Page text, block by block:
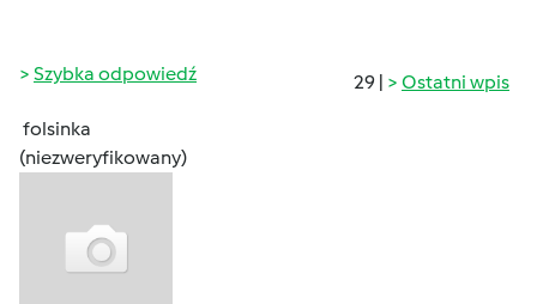
29 | Ostatni wpis
Szybka odpowiedź
folsinka
(niezweryfikowany)